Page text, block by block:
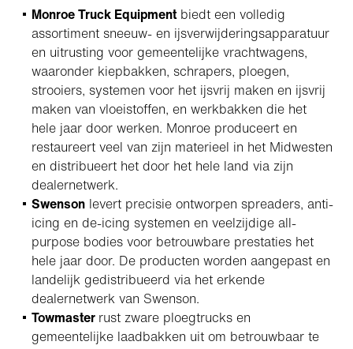
Monroe Truck Equipmentbiedt een volledig
assortiment sneeuw- en ijsverwijderingsapparatuur
en uitrusting voor gemeentelijke vrachtwagens,
waaronder kiepbakken, schrapers, ploegen,
strooiers, systemen voor het ijsvrij maken en ijsvrij
maken van vloeistoffen, en werkbakken die het
hele jaar door werken. Monroe produceert en
restaureert veel van zijn materieel in het Midwesten
en distribueert het door het hele land via zijn
dealernetwerk.
Swenson levert precisie ontworpen spreaders, anti-
icing en de-icing systemen en veelzijdige all-
purpose bodies voor betrouwbare prestaties het
hele jaar door. De producten worden aangepast en
landelijk gedistribueerd via het erkende
dealernetwerk van Swenson.
Towmaster rust zware ploegtrucks en
gemeentelijke laadbakken uit om betrouwbaar te